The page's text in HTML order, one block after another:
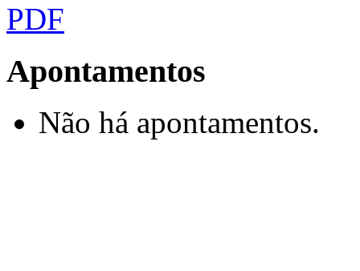
PDF
Apontamentos
Não há apontamentos.